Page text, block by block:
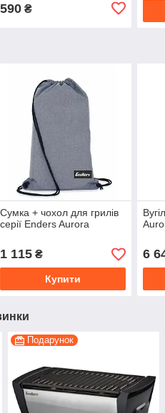
590₴
Сумка + чохол для грилів
серії Enders Aurora
1 115₴
Купити
6
Подарунок